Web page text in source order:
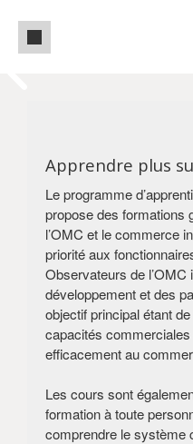
Panneau latéral
You are currently
environment, not the
live production
version
of our platform,
Visit our production site
Apprendre plus
Le programme
propose des formations
l’OMC et le commerce
priorité aux
Observateurs de
développement et des
objectif principal étant
capacités
efficacement au
Les cours sont
formation à toute
comprendre le système